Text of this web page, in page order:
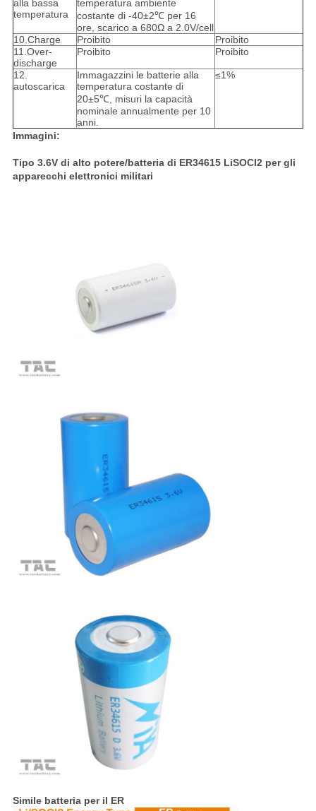
alla bassa
temperatura
temperatura ambiente
costante di -40±2℃ per 16
ore, scarico a 680Ω a 2.0V/cell
10.Charge
Proibito
Proibito
11.Over-
discharge
Proibito Proibito
12.
autoscarica
Immagazzini le batterie alla
temperatura costante di
20±5℃, misuri la capacità
nominale annualmente per 10
anni.
≤1%
Immagini:
Tipo 3.6V di alto potere/batteria di ER34615 LiSOCl2 per gli
apparecchi elettronici militari
Simile batteria per il ER